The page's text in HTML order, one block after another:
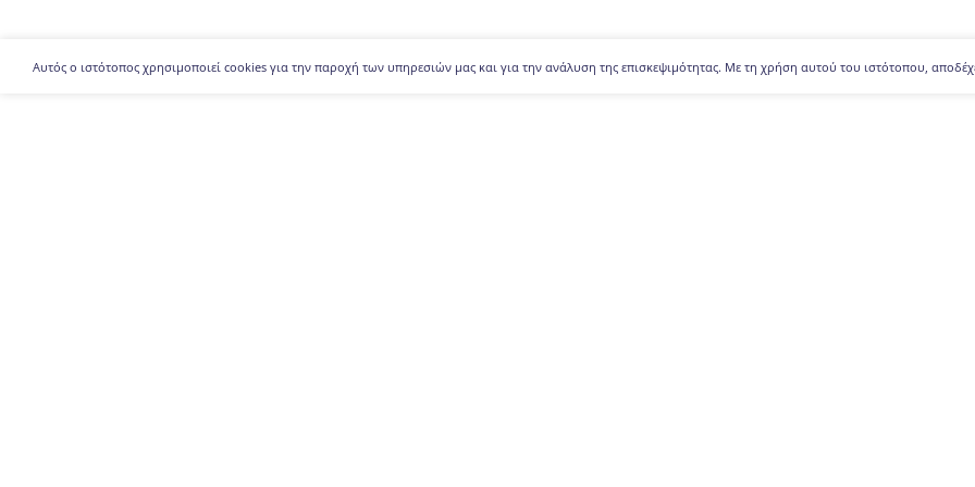
Αυτός ο ιστότοπος χρησιμοποιεί cookies για την παροχή των υπηρεσιών μας και για την ανάλυση της επισκεψιμότητας. Με τη χρήση αυτού του ιστότοπου,